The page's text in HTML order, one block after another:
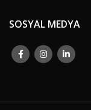
SOSYAL MEDYA